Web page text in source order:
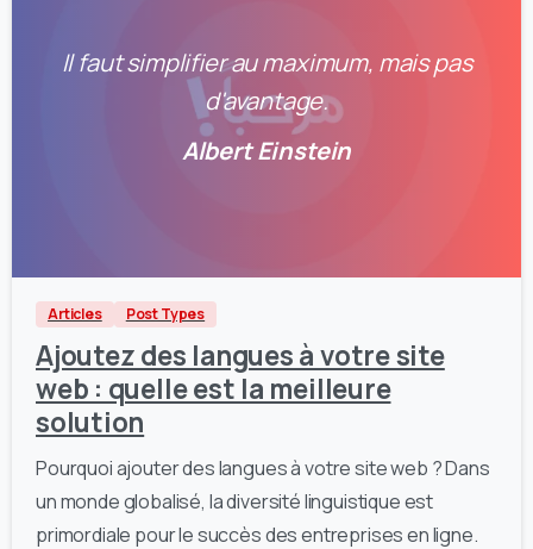
Il faut simplifier au maximum, mais pas
d'avantage.
Albert Einstein
Articles Post Types
Ajoutez des langues à votre site
web : quelle est la meilleure
solution
Pourquoi ajouter des langues à votre site web ? Dans
un monde globalisé, la diversité linguistique est
primordiale pour le succès des entreprises en ligne.